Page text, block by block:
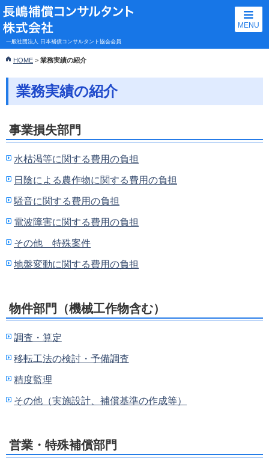
一般社団法人 日本補償コンサルタント協会会員
MENU
HOME > 業務実績の紹介
業務実績の紹介
事業損失部門
水枯渇等に関する費用の負担
日陰による農作物に関する費用の負担
騒音に関する費用の負担
電波障害に関する費用の負担
その他 特殊案件
地盤変動に関する費用の負担
物件部門（機械工作物含む）
調査・算定
移転工法の検討・予備調査
精度監理
その他（実施設計、補償基準の作成等）
営業・特殊補償部門